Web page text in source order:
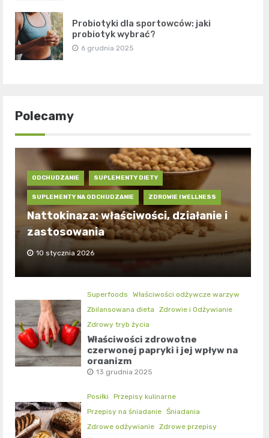
Probiotyki dla sportowców: jaki
probiotyk wybrać?
6 grudnia 2025
Polecamy
ODCHUDZANIE SUPLEMENTY DIETY
SUPLEMENTY NA ODCHUDZANIE ZDROWIE I WELLNESS
Nattokinaza: właściwości, działanie i
zastosowania
10 stycznia 2026
Superfoods
Właściwości odżywcze warzyw
Zbilansowana dieta
Zdrowie i Odżywianie
Zdrowy tryb życia
Właściwości zdrowotne
czerwonej papryki i jej wpływ na
organizm
13 grudnia 2025
Posiłki
Przepisy kulinarne
Przepisy na śniadanie Śniadania
Zdrowe odżywianie Zdrowe przepisy